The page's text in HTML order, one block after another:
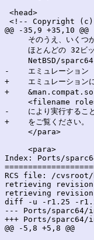
<head>
<!-- Copyright (c)
@@ -35,9 +35,10 @@
そのうえ、いくつ
ほとんどの 32ビッ
NetBSD/sparc64
-    エミュレーショ
+    エミュレーション
+
<filename
-    により実行すること
+    をご覧ください。
     </para>
     <para>
Index: Ports/
RCS file: /cvsroot/
retrieving revision
retrieving revision
diff -u -r1.25 -
--- Ports/sparc64/index.xml	8 Oct 2006
+++ Ports/sparc64/index.xml	13 Oct 2006
@@ -5,8 +5,8 @@